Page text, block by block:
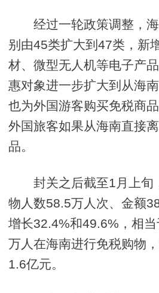
经过一轮政策调整，海
别由45类扩大到47类，新
材、微型无人机等电子产
惠对象进一步扩大到从海
也为外国游客购买免税商
外国旅客如果从海南直接
品。
封关之后截至1月上旬
物人数58.5万人次、金额
增长32.4%和49.6%，相
万人在海南进行免税购物
1.6亿元。